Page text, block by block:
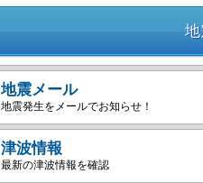
地震メール
地震発生をメールでお知らせ！
津波情報
最新の津波情報を確認